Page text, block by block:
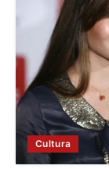
Cultura